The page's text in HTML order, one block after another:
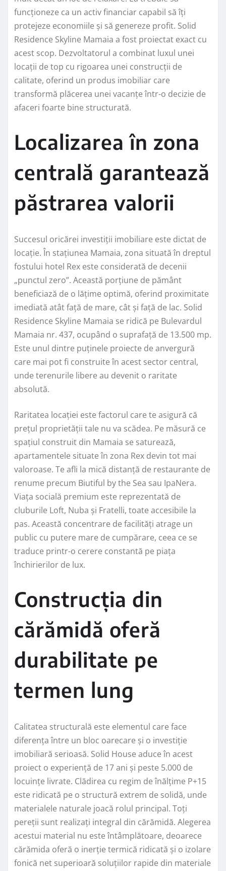
funcționeze ca un activ financiar capabil să îți
protejeze economiile și să genereze profit. Solid
Residence Skyline Mamaia a fost proiectat exact cu
acest scop. Dezvoltatorul a combinat luxul unei
locații de top cu rigoarea unei construcții de
calitate, oferind un produs imobiliar care
transformă plăcerea unei vacanțe într-o decizie de
afaceri foarte bine structurată.
Localizarea în zona
centrală garantează
păstrarea valorii
Succesul oricărei investiții imobiliare este dictat de
locație. În stațiunea Mamaia, zona situată în dreptul
fostului hotel Rex este considerată de decenii
„punctul zero”. Această porțiune de pământ
beneficiază de o lățime optimă, oferind proximitate
imediată atât față de mare, cât și față de lac. Solid
Residence Skyline Mamaia se ridică pe Bulevardul
Mamaia nr. 437, ocupând o suprafață de 13.500 mp.
Este unul dintre puținele proiecte de anvergură
care mai pot fi construite în acest sector central,
unde terenurile libere au devenit o raritate
absolută.
Raritatea locației este factorul care te asigură că
prețul proprietății tale nu va scădea. Pe măsură ce
spațiul construit din Mamaia se saturează,
apartamentele situate în zona Rex devin tot mai
valoroase. Te afli la mică distanță de restaurante de
renume precum Biutiful by the Sea sau IpaNera.
Viața socială premium este reprezentată de
cluburile Loft, Nuba și Fratelli, toate accesibile la
pas. Această concentrare de facilități atrage un
public cu putere mare de cumpărare, ceea ce se
traduce printr-o cerere constantă pe piața
închirierilor de lux.
Construcția din
cărămidă oferă
durabilitate pe
termen lung
Calitatea structurală este elementul care face
diferența între un bloc oarecare și o investiție
imobiliară serioasă. Solid House aduce în acest
proiect o experiență de 17 ani și peste 5.000 de
locuințe livrate. Clădirea cu regim de înălțime P+15
este ridicată pe o structură extrem de solidă, unde
materialele naturale joacă rolul principal. Toți
pereții sunt realizați integral din cărămidă. Alegerea
acestui material nu este întâmplătoare, deoarece
cărămida oferă o inerție termică ridicată și o izolare
fonică net superioară soluțiilor rapide din materiale